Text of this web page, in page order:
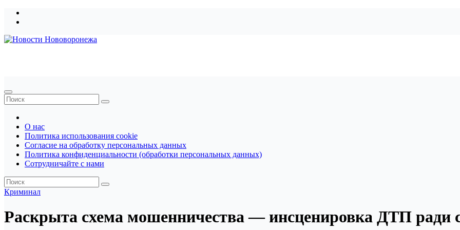
Перейти
О нас
Политика использования cookie
Согласие на обработку персональных данных
Политика конфиденциальности (обработки персональных данных)
Сотрудничайте с нами
Криминал
Раскрыта схема мошенничества — инсценировка ДТП ради